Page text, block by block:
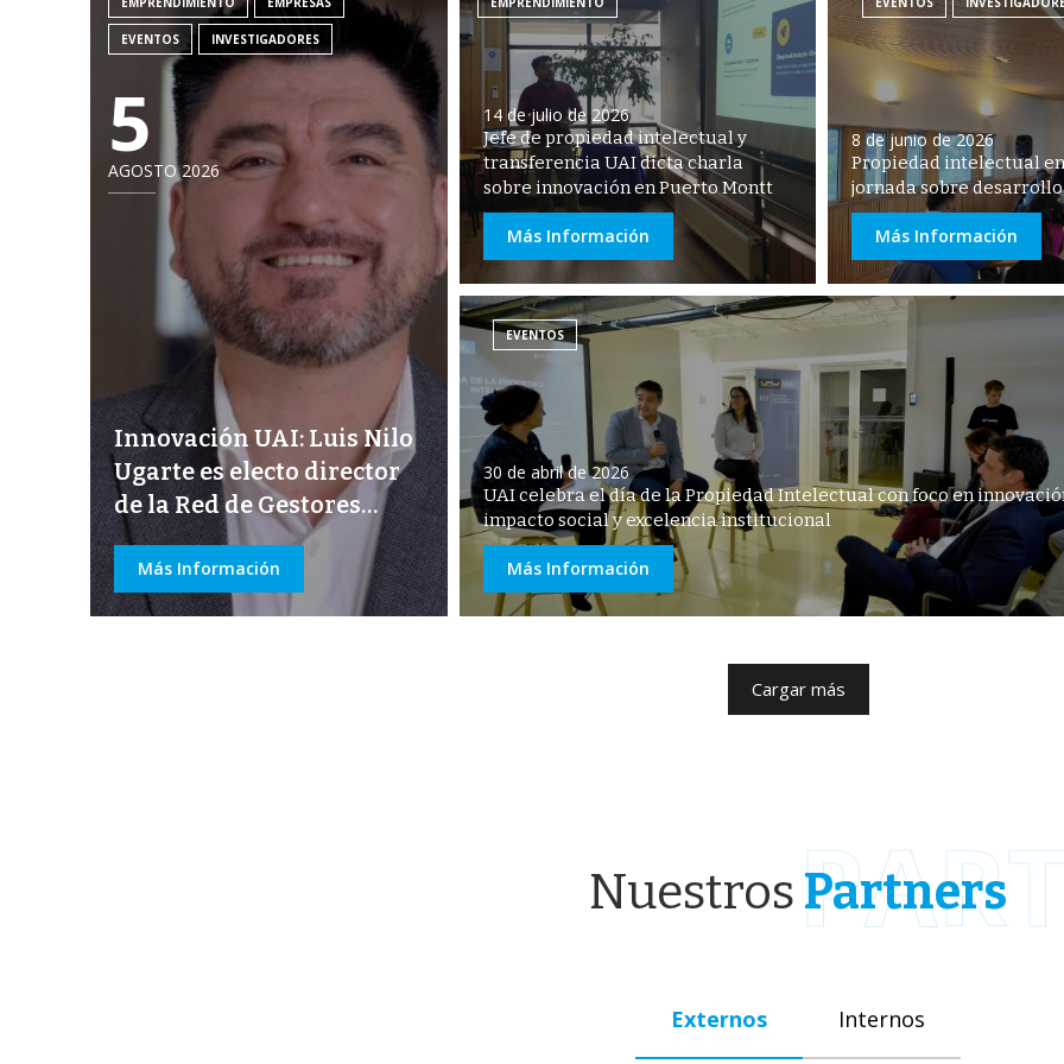
EVENTOS INVESTIGADORES
5
AGOSTO 2026
Innovación UAI: Luis Nilo
Ugarte es electo director
de la Red de Gestores
Tecnológicos de Chile
Más Información
14 de julio de 2026
Jefe de propiedad intelectual y
transferencia UAI dicta charla
sobre innovación en Puerto Montt
Más Información
8 de junio de 2026
Propiedad intelectual
jornada sobre
Más Información
EVENTOS
30 de abril de 2026
UAI celebra el día de la Propiedad Intelectual con foco en
impacto social y excelencia institucional
Más Información
Cargar más
Nuestros Partners
Externos Internos